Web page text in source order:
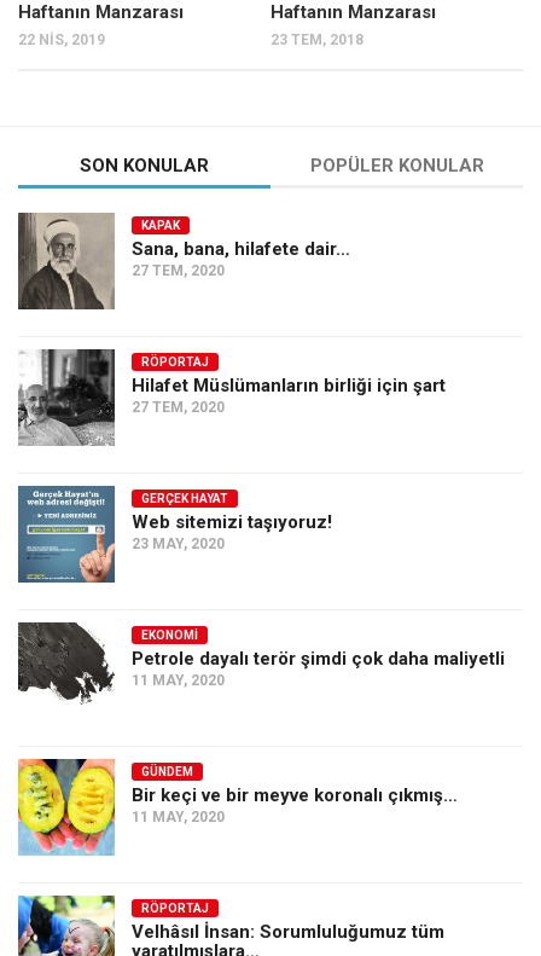
Haftanın Manzarası
22 NIS, 2019
Haftanın Manzarası
23 TEM, 2018
SON KONULAR POPÜLER KONULAR
KAPAK
Sana, bana, hilafete dair…
27 TEM, 2020
RÖPORTAJ
Hilafet Müslümanların birliği için şart
27 TEM, 2020
GERÇEK HAYAT
Web sitemizi taşıyoruz!
23 MAY, 2020
EKONOMI
Petrole dayalı terör şimdi çok daha maliyetli
11 MAY, 2020
GÜNDEM
Bir keçi ve bir meyve koronalı çıkmış…
11 MAY, 2020
RÖPORTAJ
Velhâsıl İnsan: Sorumluluğumuz tüm
yaratılmışlara…